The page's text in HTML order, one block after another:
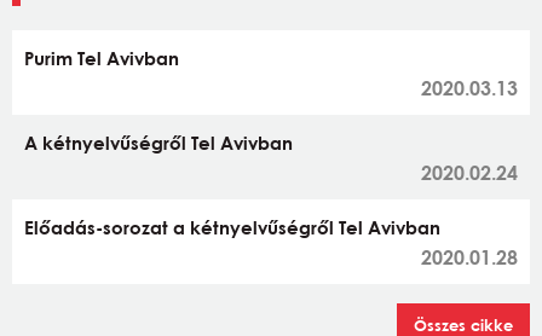
Purim Tel Avivban
2020.03.13
A kétnyelvűségről Tel Avivban
2020.02.24
Előadás-sorozat a kétnyelvűségről Tel Avivban
2020.01.28
Összes cikke